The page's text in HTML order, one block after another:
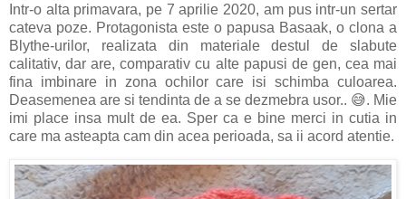
Intr-o alta primavara, pe 7 aprilie 2020, am pus intr-un sertar
cateva poze. Protagonista este o papusa Basaak, o clona a
Blythe-urilor, realizata din materiale destul de slabute
calitativ, dar are, comparativ cu alte papusi de gen, cea mai
fina imbinare in zona ochilor care isi schimba culoarea.
Deasemenea are si tendinta de a se dezmebra usor.. 😅. Mie
imi place insa mult de ea. Sper ca e bine merci in cutia in
care ma asteapta cam din acea perioada, sa ii acord atentie.